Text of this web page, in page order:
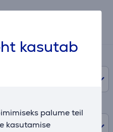
kasutab
palume teil
kasutamise